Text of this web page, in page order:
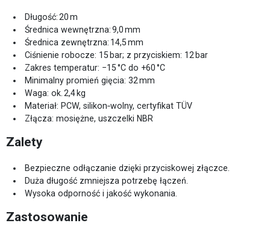
Długość: 20 m
Średnica wewnętrzna: 9,0 mm
Średnica zewnętrzna: 14,5 mm
Ciśnienie robocze: 15 bar; z przyciskiem: 12 bar
Zakres temperatur: −15 °C do +60 °C
Minimalny promień gięcia: 32 mm
Waga: ok. 2,4 kg
Materiał: PCW, silikon‑wolny, certyfikat TÜV
Złącza: mosiężne, uszczelki NBR
Zalety
Bezpieczne odłączanie dzięki przyciskowej złączce.
Duża długość zmniejsza potrzebę łączeń.
Wysoka odporność i jakość wykonania.
Zastosowanie